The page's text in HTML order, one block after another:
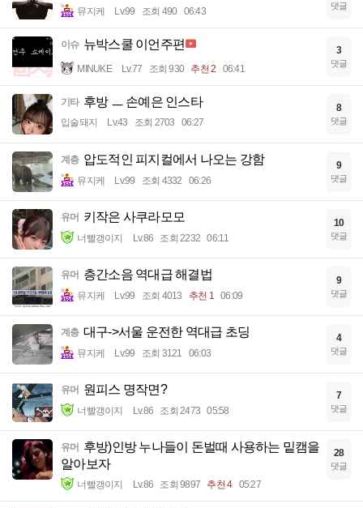
뮤지케 Lv.99 조회 490 06:43 댓글
이슈 뉴박스쿨 이언주편
MINUKE Lv.77 조회 930 추천 2 06:41
3
댓글
기타 후방 ㅡ 손예은 인스타
입술돼지 Lv.43 조회 2703 06:27
8
댓글
계층 압도적인 피지컬에서 나오는 강함
뮤지케 Lv.99 조회 4332 06:26
9
댓글
유머 키작은 사쿠라모모
너빨갱이지 Lv.86 조회 2232 06:11
10
댓글
유머 층간소음 역대급 해결법
뮤지케 Lv.99 조회 4013 추천 1 06:09
9
댓글
계층 대구->서울 운전한 역대급 초딩
뮤지케 Lv.99 조회 3121 06:03
4
댓글
유머 원피스 명작면?
너빨갱이지 Lv.86 조회 2473 05:58
7
댓글
유머 후방)인방 누나들이 돈벌때 사용하는 밑캠을
알아보자
너빨갱이지 Lv.86 조회 9897 추천 4 05:27
28
댓글